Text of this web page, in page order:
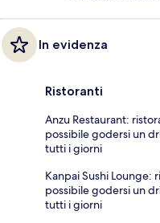
In evidenza
Ristoranti
Anzu Restaurant:
possibile godersi un
tutti i giorni
Kanpai Sushi Lounge:
possibile godersi un
tutti i giorni